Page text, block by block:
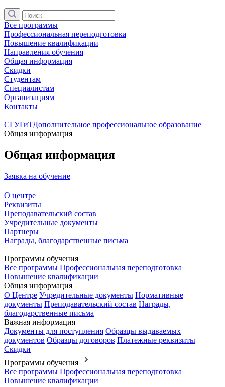
Все программы
Профессиональная переподготовка
Повышение квалификации
Направления обучения
Общая информация
Скидки
Студентам
Специалистам
Организациям
Контакты
СГУГиТДополнительное профессиональное образование
Общая информация
Общая информация
Заявка на обучение
О центре
Реквизиты
Преподавательский состав
Учредительные документы
Партнеры
Награды, благодарственные письма
Программы обучения
Все программы Профессиональная переподготовка
Повышение квалификации
Общая информация
О Центре Учредительные документы Нормативные
документы Преподавательский состав Награды,
благодарственные письма
Важная информация
Документы для поступления Образцы выдаваемых
документов Образцы договоров Платежные реквизиты
Скидки
Программы обучения
Все программы Профессиональная переподготовка
Повышение квалификации